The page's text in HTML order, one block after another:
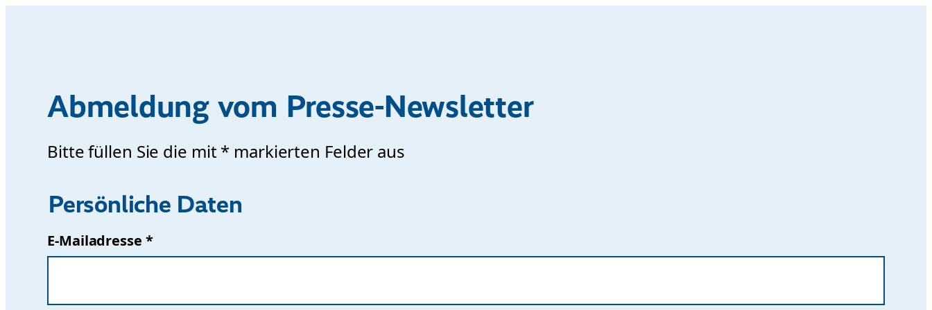
Abmeldung vom Presse-Newsletter
Bitte füllen Sie die mit * markierten Felder aus
Persönliche Daten
E-Mailadresse *